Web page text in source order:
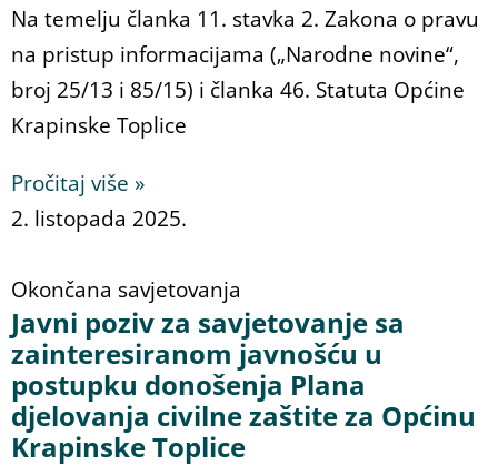
Na temelju članka 11. stavka 2. Zakona o pravu
na pristup informacijama („Narodne novine“,
broj 25/13 i 85/15) i članka 46. Statuta Općine
Krapinske Toplice
Pročitaj više »
2. listopada 2025.
Okončana savjetovanja
Javni poziv za savjetovanje sa
zainteresiranom javnošću u
postupku donošenja Plana
djelovanja civilne zaštite za Općinu
Krapinske Toplice